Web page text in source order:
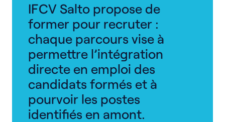
IFCV Salto propose de
former pour recruter :
chaque parcours vise à
permettre l’intégration
directe en emploi des
candidats formés et à
pourvoir les postes
identifiés en amont.